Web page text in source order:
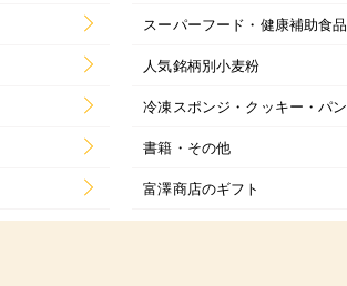
スーパーフード・健康補助食品
人気銘柄別小麦粉
冷凍スポンジ・クッキー・パン
書籍・その他
富澤商店のギフト